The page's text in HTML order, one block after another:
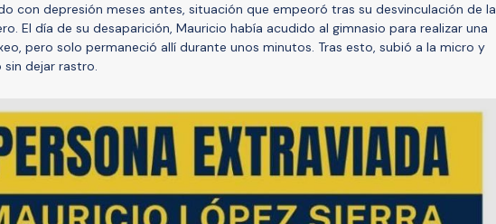
con depresión meses antes, situación que empeoró tras su desvinculación de la
El día de su desaparición, Mauricio había acudido al gimnasio para realizar una
pero solo permaneció allí durante unos minutos. Tras esto, subió a la micro y
sin dejar rastro.